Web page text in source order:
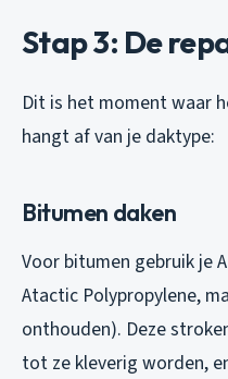
Stap 3: De
Dit is het moment waar
hangt af van je daktype:
Bitumen daken
Voor bitumen gebruik je
Atactic Polypropylene,
onthouden). Deze
tot ze kleverig worden,